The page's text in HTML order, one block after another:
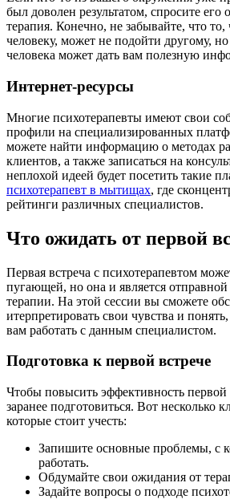
был доволен результатом, спросите его
терапия. Конечно, не забывайте, что
человеку, может не подойти другому,
человека может дать вам полезную
Интернет-ресурсы
Многие психотерапевты имеют свои
профили на специализированных
можете найти информацию о методах
клиентов, а также записаться на
неплохой идеей будет посетить такие
психотерапевт в мытищах, где
рейтинги различных специалистов.
Что ожидать от первой
Первая встреча с психотерапевтом
пугающей, но она и является
терапии. На этой сессии вы сможете
итерпретировать свои чувства и
вам работать с данным специалистом.
Подготовка к первой встрече
Чтобы повысить эффективность первой
заранее подготовиться. Вот несколько
которые стоит учесть:
Запишите основные проблемы, с
работать.
Обдумайте свои ожидания от
Задайте вопросы о подходе